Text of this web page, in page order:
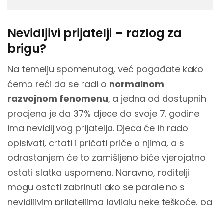
Nevidljivi prijatelji – razlog za
brigu?
Na temelju spomenutog, već pogađate kako
ćemo reći da se radi o normalnom
razvojnom fenomenu, a jedna od dostupnih
procjena je da 37% djece do svoje 7. godine
ima nevidljivog prijatelja. Djeca će ih rado
opisivati, crtati i pričati priče o njima, a s
odrastanjem će to zamišljeno biće vjerojatno
ostati slatka uspomena. Naravno, roditelji
mogu ostati zabrinuti ako se paralelno s
nevidljivim prijateljima javljaju neke teškoće, pa